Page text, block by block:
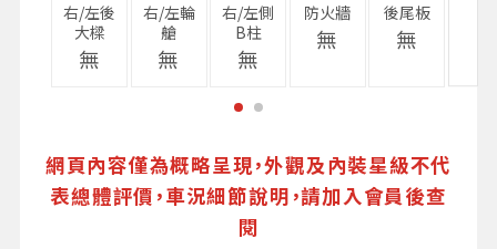
右/左後
大樑
無
右/左輪
艙
無
右/左側
B柱
無
防火牆
無
後尾板
無
網頁內容僅為概略呈現，外觀及內裝星級不代
表總體評價，車況細節說明，請加入會員後查
閱